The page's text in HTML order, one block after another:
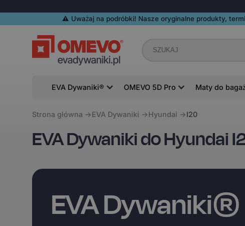
⚠️️ Uważaj na podróbki! Nasze oryginalne produkty,
EVA Dywaniki® OMEVO 5D Pro Maty do
Strona główna EVA Dywaniki Hyundai I20
EVA Dywaniki do Hyundai
EVA Dywaniki®